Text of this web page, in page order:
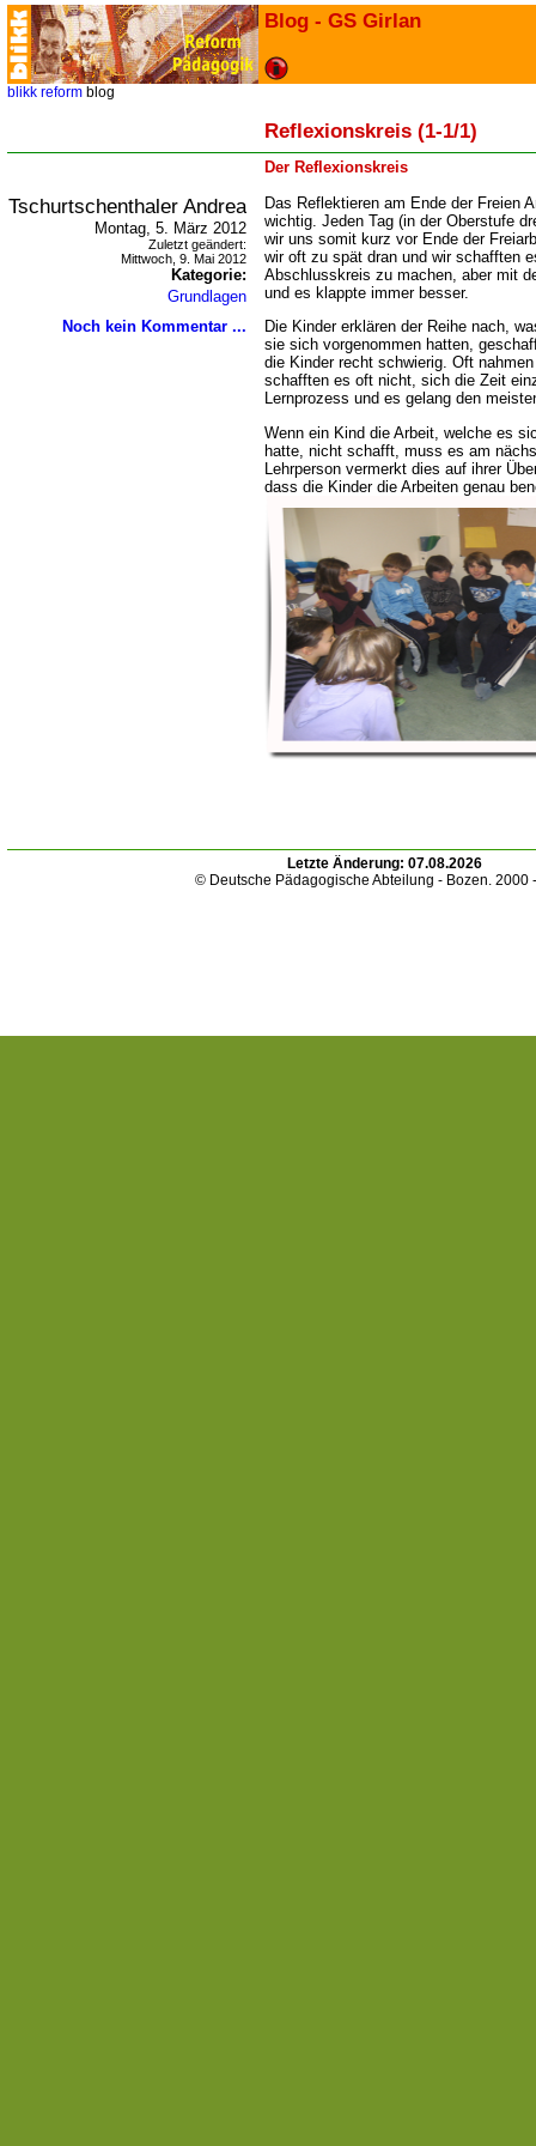
Blog - GS Girlan
blikk reform blog
Reflexionskreis (1-1/1)
Der Reflexionskreis
Tschurtschenthaler Andrea
Montag, 5. März 2012
Zuletzt geändert:
Mittwoch, 9. Mai 2012
Kategorie:
Grundlagen
Noch kein Kommentar ...
Das Reflektieren am Ende der Freien
wichtig. Jeden Tag (in der Oberstufe
wir uns somit kurz vor Ende der
wir oft zu spät dran und wir schafften
Abschlusskreis zu machen, aber mit
und es klappte immer besser.
Die Kinder erklären der Reihe nach,
sie sich vorgenommen hatten,
die Kinder recht schwierig. Oft
schafften es oft nicht, sich die Zeit
Lernprozess und es gelang den
Wenn ein Kind die Arbeit, welche es
hatte, nicht schafft, muss es am
Lehrperson vermerkt dies auf ihrer
dass die Kinder die Arbeiten genau
Letzte Änderung: 07.08.2026
© Deutsche Pädagogische Abteilung - Bozen. 2000